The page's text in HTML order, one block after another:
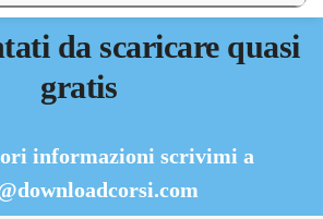
da scaricare quasi
gratis
informazioni scrivimi a